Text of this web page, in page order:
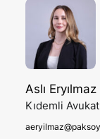
Aslı Eryılmaz
Kıdemli Avukat